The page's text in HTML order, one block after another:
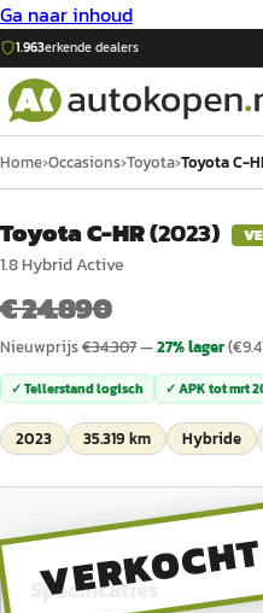
Ga naar inhoud
1.963erkende dealers
Home›Occasions›Toyota›Toyota C-
Toyota C-HR(2023)
1.8 Hybrid Active
€ 24.890
Nieuwprijs€34.307—27% lager(€
✓ Tellerstand logisch ✓ APK totmrt
2023 35.319 km Hybride
VERKOCHT
Specificaties